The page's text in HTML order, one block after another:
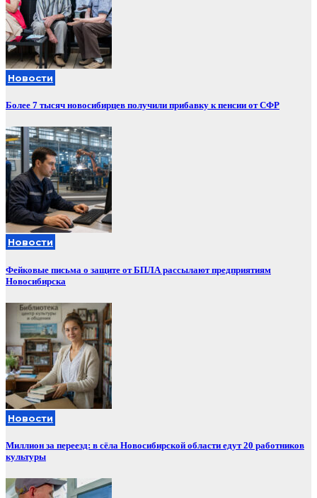
Новости
Более 7 тысяч новосибирцев получили прибавку к пенсии от СФР
Новости
Фейковые письма о защите от БПЛА рассылают предприятиям
Новосибирска
Новости
Миллион за переезд: в сёла Новосибирской области едут 20 работников
культуры